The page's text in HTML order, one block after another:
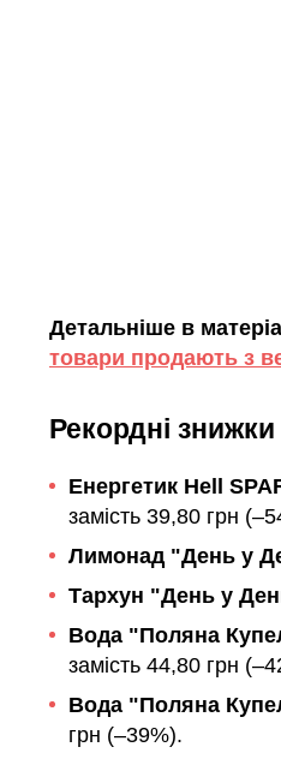
Детальніше в
товари продають з
Рекордні знижки
Енергетик Hell
замість 39,80 грн
Лимонад "День у
Тархун "День у
Вода "Поляна
замість 44,80 грн
Вода "Поляна
грн (–39%).